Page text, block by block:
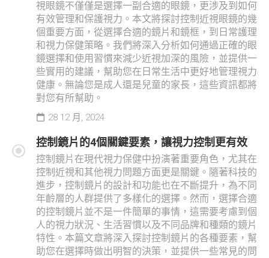
視眼鏡不僅僅是選擇一副合適的眼鏡，更涉及到如何
有效管理和保護視力。本文將探討控制近視眼鏡的幾
個重要方面，從選擇合適的鏡片和鏡框，到日常護理
和視力保健策略。我們將深入分析如何通過正確的眼
鏡選擇和使用習慣來減少近視加深的風險，並提供一
些實用的建議，幫助您在日常生活中更好地管理視力
健康。無論您是成人還是兒童的家長，這些資訊都將
對您有所幫助。
28 12 月, 2024
控制鏡片的4個關鍵要素，讓視力控制更有效
控制鏡片在現代視力保健中扮演著重要角色，尤其在
控制近視和其他視力問題方面更是關鍵。隨著科技的
進步，控制鏡片的設計和功能也在不斷提升，為不同
年齡層的人群提供了多樣化的選擇。然而，選擇合適
的控制鏡片並不是一件簡單的事情，這需要考慮到個
人的視力狀況、生活習慣以及不同品牌和種類的鏡片
特性。本篇文章將深入探討控制鏡片的各種要素，幫
助您在選擇時做出明智的決策，並提供一些常見的問